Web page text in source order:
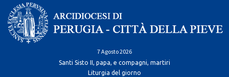
Skip
content
7 Agosto 2026
Santi Sisto II, papa, e compagni, martiri
Liturgia del giorno